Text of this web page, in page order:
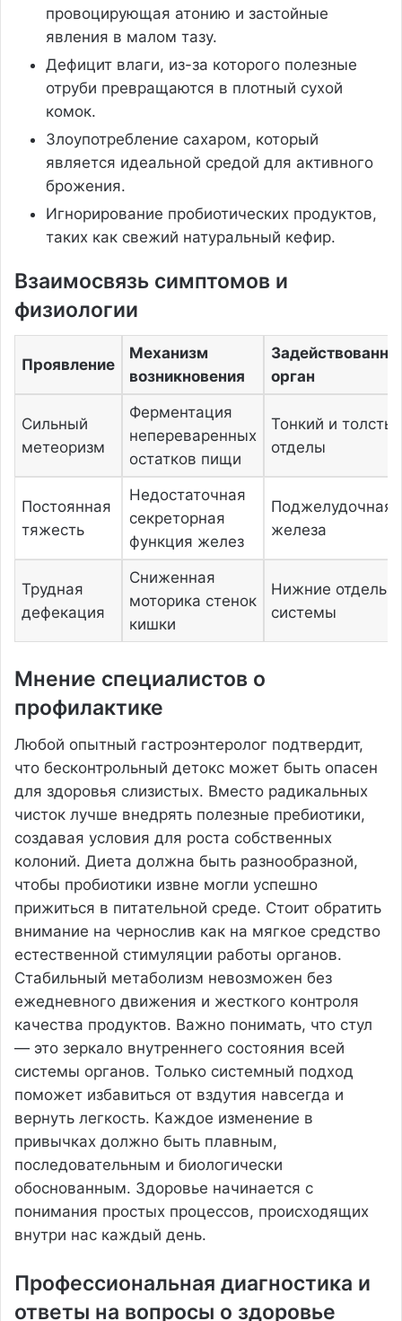
провоцирующая атонию и застойные
явления в малом тазу.
Дефицит влаги, из-за которого полезные
отруби превращаются в плотный сухой
комок.
Злоупотребление сахаром, который
является идеальной средой для активного
брожения.
Игнорирование пробиотических продуктов,
таких как свежий натуральный кефир.
Взаимосвязь симптомов и
физиологии
Проявление
Механизм
возникновения
орган
Сильный
метеоризм
Ферментация
непереваренных
остатков пищи
Тонкий и
отделы
Постоянная
тяжесть
Недостаточная
секреторная
функция желез
Поджелудочная
железа
Трудная
дефекация
Сниженная
моторика стенок
кишки
Нижние отделы
системы
Мнение специалистов о
профилактике
Любой опытный гастроэнтеролог подтвердит,
что бесконтрольный детокс может быть опасен
для здоровья слизистых. Вместо радикальных
чисток лучше внедрять полезные пребиотики,
создавая условия для роста собственных
колоний. Диета должна быть разнообразной,
чтобы пробиотики извне могли успешно
прижиться в питательной среде. Стоит обратить
внимание на чернослив как на мягкое средство
естественной стимуляции работы органов.
Стабильный метаболизм невозможен без
ежедневного движения и жесткого контроля
качества продуктов. Важно понимать, что стул
— это зеркало внутреннего состояния всей
системы органов. Только системный подход
поможет избавиться от вздутия навсегда и
вернуть легкость. Каждое изменение в
привычках должно быть плавным,
последовательным и биологически
обоснованным. Здоровье начинается с
понимания простых процессов, происходящих
внутри нас каждый день.
Профессиональная диагностика и
ответы на вопросы о здоровье